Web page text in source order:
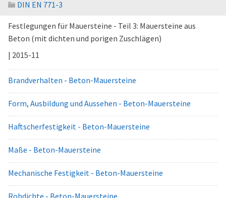
DIN EN 771-3
Festlegungen für Mauersteine - Teil 3: Mauersteine aus
Beton (mit dichten und porigen Zuschlägen)
| 2015-11
Brandverhalten - Beton-Mauersteine
Form, Ausbildung und Aussehen - Beton-Mauersteine
Haftscherfestigkeit - Beton-Mauersteine
Maße - Beton-Mauersteine
Mechanische Festigkeit - Beton-Mauersteine
Rohdichte - Beton-Mauersteine